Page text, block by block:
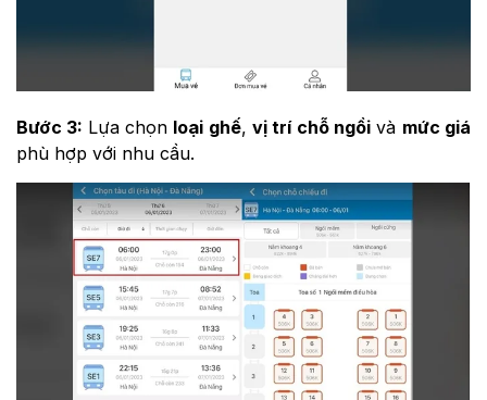
Bước 3: Lựa chọn loại ghế,vị trí chỗ ngồi và mức giá
phù hợp với nhu cầu.